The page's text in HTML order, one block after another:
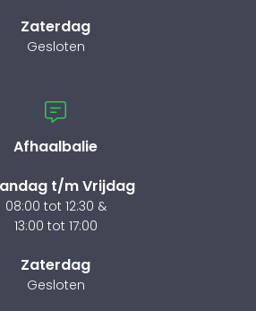
Zaterdag
Gesloten
Afhaalbalie
t/m Vrijdag
08:00 tot 12:30 &
13:00 tot 17:00
Zaterdag
Gesloten